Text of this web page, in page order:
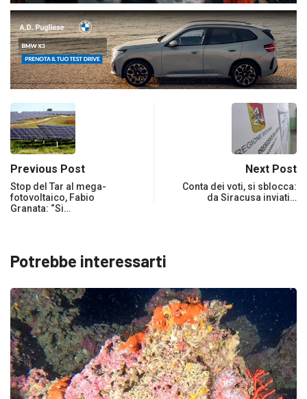
Previous Post
Stop del Tar al mega-
fotovoltaico, Fabio
Granata: “Si…
Next Post
Conta dei voti, si sblocca:
da Siracusa inviati…
Potrebbe interessarti